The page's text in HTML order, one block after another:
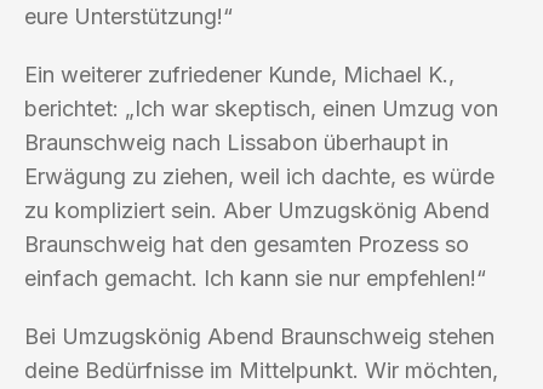
eure Unterstützung!“
Ein weiterer zufriedener Kunde, Michael K.,
berichtet: „Ich war skeptisch, einen Umzug von
Braunschweig nach Lissabon überhaupt in
Erwägung zu ziehen, weil ich dachte, es würde
zu kompliziert sein. Aber Umzugskönig Abend
Braunschweig hat den gesamten Prozess so
einfach gemacht. Ich kann sie nur empfehlen!“
Bei Umzugskönig Abend Braunschweig stehen
deine Bedürfnisse im Mittelpunkt. Wir möchten,